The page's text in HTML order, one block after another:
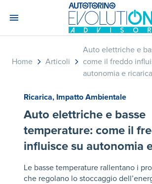
Home Articoli
Auto elettriche e
come il freddo
autonomia e ricarica
Ricarica, Impatto Ambientale
Auto elettriche e basse
temperature: come il
influisce su autonomia
Le basse temperature rallentano i
che regolano lo stoccaggio